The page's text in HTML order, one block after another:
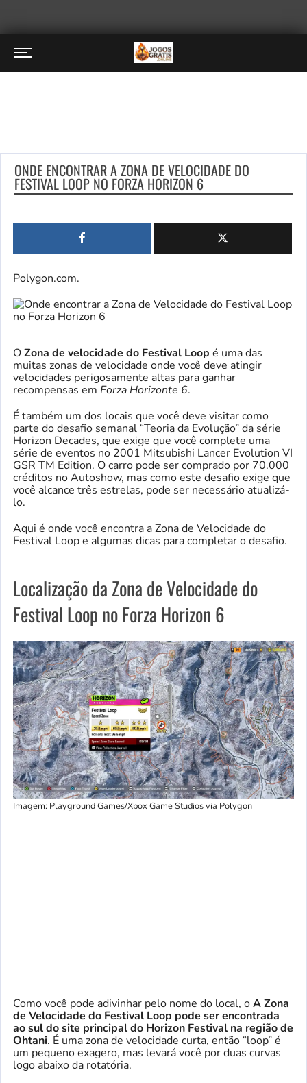
ONDE ENCONTRAR A ZONA DE VELOCIDADE DO
FESTIVAL LOOP NO FORZA HORIZON 6
Polygon.com.
OZona de velocidade do Festival Loop é uma das
muitas zonas de velocidade onde você deve atingir
velocidades perigosamente altas para ganhar
recompensas em Forza Horizonte 6.
É também um dos locais que você deve visitar como
parte do desafio semanal “Teoria da Evolução” da série
Horizon Decades, que exige que você complete uma
série de eventos no 2001 Mitsubishi Lancer Evolution VI
GSR TM Edition. O carro pode ser comprado por 70.000
créditos no Autoshow, mas como este desafio exige que
você alcance três estrelas, pode ser necessário atualizá-
lo.
Aqui é onde você encontra a Zona de Velocidade do
Festival Loop e algumas dicas para completar o desafio.
Localização da Zona de Velocidade do
Festival Loop no Forza Horizon 6
Imagem: Playground Games/Xbox Game Studios via Polygon
Como você pode adivinhar pelo nome do local, oA Zona
de Velocidade do Festival Loop pode ser encontrada
ao sul do site principal do Horizon Festival na região de
Ohtani. É uma zona de velocidade curta, então “loop” é
um pequeno exagero, mas levará você por duas curvas
logo abaixo da rotatória.